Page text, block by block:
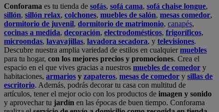
Conforama es tu tienda de sofás, sofá cama, sofá chaise longue,
sillón, sillón relax, colchones, muebles de salón, mesas comedor,
dormitorio de juvenil, dormitorio de matrimonio, canapés,
cocinas a medida, decoración, electrodomésticos, frigoríficos,
microondas, lavavajillas, lavadora secadora, y televisiones.
Descubre nuestra amplia variedad de estilos en cualquiermuebles
para tu hogar, con los mejores precios y promociones. Crea el
espacio en el que vives gracias a nuestros muebles de comedor y
habitaciones, armarios y zapateros, mesas de comedor y sillas de
escritorio. Además, podrás decorar tu casa con multitud de
artículos, tener el mejor ocio con los productos de imagen y sonido
y aprovechar tu jardín en las épocas de buen tiempo. Conforama